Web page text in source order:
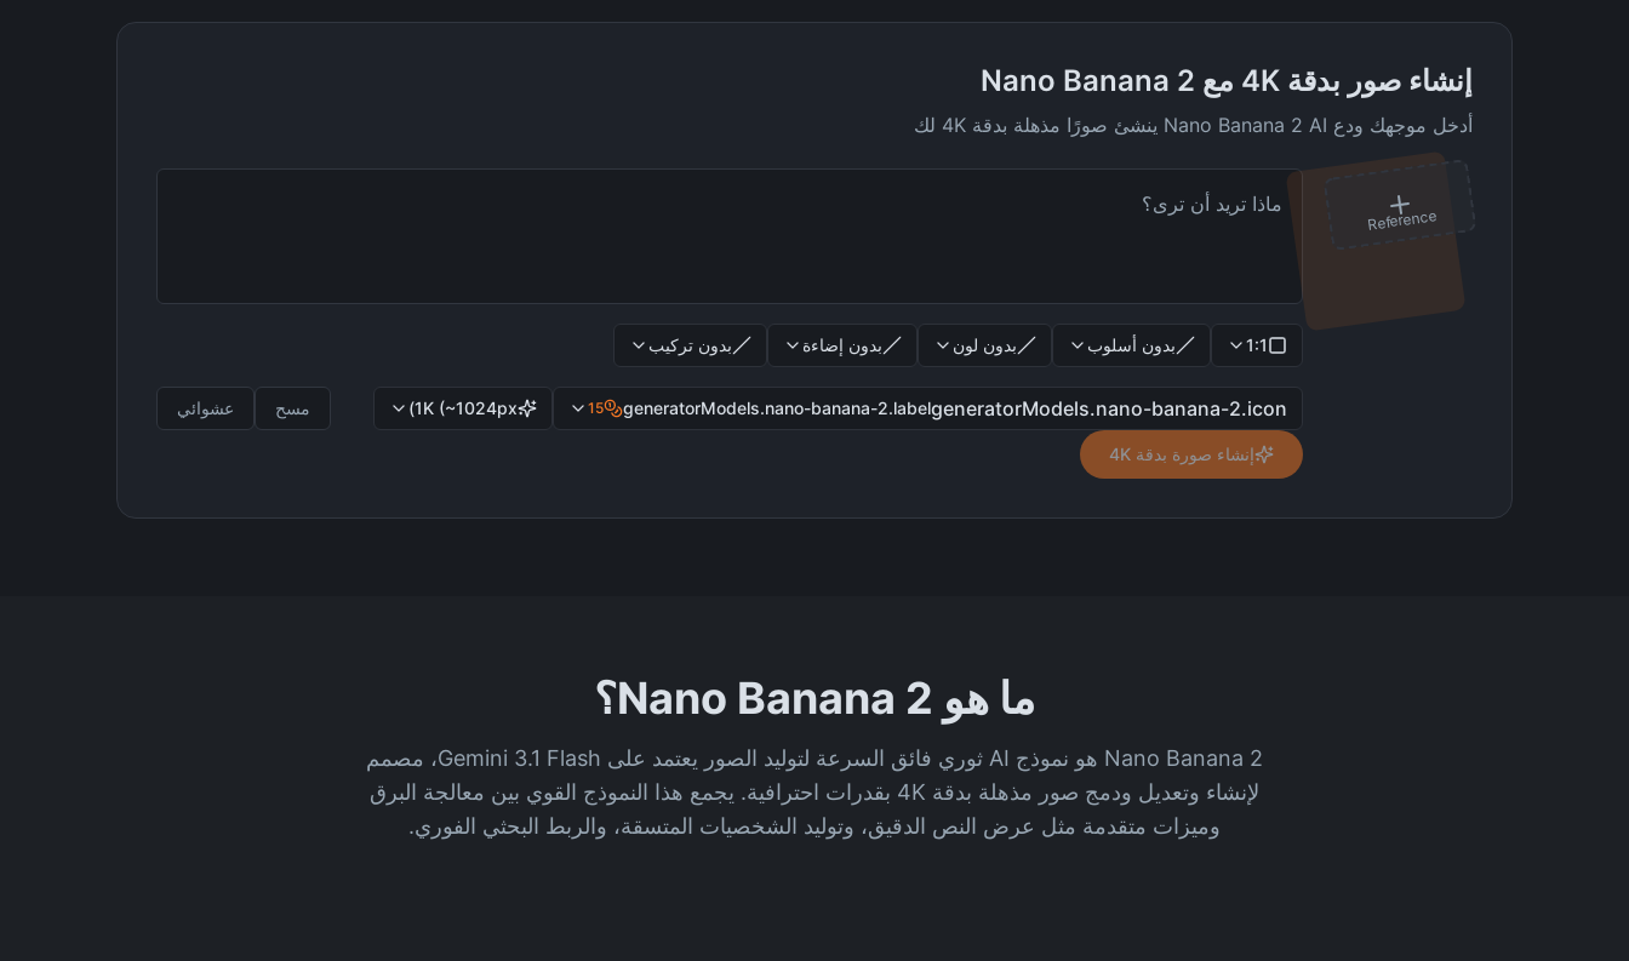
إنشاء صور بدقة 4K مع Nano Banana 2
أدخل موجهك ودع Nano Banana 2 AI ينشئ صورًا مذهلة بدقة 4K لك
Reference
1:1 بدون أسلوب بدون لون بدون إضاءة بدون تركيب
generatorModels.nano-banana-2.icon
generatorModels.nano-banana-2.label
15
1K (~1024px) مسح عشوائي
إنشاء صورة بدقة 4K
ما هو Nano Banana 2؟
Nano Banana 2 هو نموذج AI ثوري فائق السرعة لتوليد الصور يعتمد على Gemini 3.1 Flash، مصمم
لإنشاء وتعديل ودمج صور مذهلة بدقة 4K بقدرات احترافية. يجمع هذا النموذج القوي بين معالجة البرق
وميزات متقدمة مثل عرض النص الدقيق، وتوليد الشخصيات المتسقة، والربط البحثي الفوري.